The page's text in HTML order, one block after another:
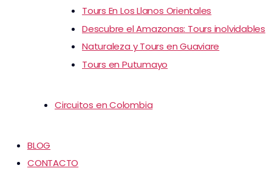
Tours En Los Llanos Orientales
Descubre el Amazonas: Tours inolvidables
Naturaleza y Tours en Guaviare
Tours en Putumayo
Circuitos en Colombia
BLOG
CONTACTO